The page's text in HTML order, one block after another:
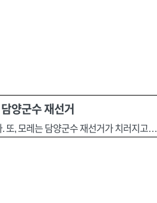
양군수 재선거
또, 모레는 담양군수 재선거가 치러지고…